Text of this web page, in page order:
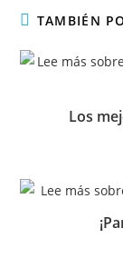
TAMBIÉN
Los